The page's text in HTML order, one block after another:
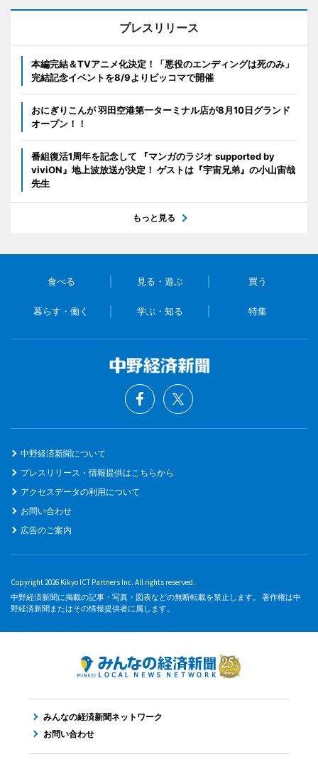
プレスリリース
本編完結＆TVアニメ化決定！「悪役のエンディングは死のみ」
完結記念イベントを8/9よりピッコマで開催
おにぎりこんが 羽田空港第一ターミナル店が8月10日グランド
オープン！！
番組復活1周年を記念して 『マンガのラジオ supported by
viviON』地上波放送が決定！ ゲストは『宇宙兄弟』の小山宙哉
先生
もっと見る
食べる 見る・遊ぶ 買う
暮らす・働く 学ぶ・知る 特集
中野経済新聞について
プレスリリース・情報提供はこちらから
アクセスデータの利用について
お問い合わせ
広告のご案内
Copyright 2026 Kikyo ICT Partners Inc. All rights reserved.
中野経済新聞に掲載の記事・写真・図表などの無断転載を禁止します。 著作権は中
野経済新聞またはその情報提供者に属します。
みんなの経済新聞ネットワーク
お問い合わせ